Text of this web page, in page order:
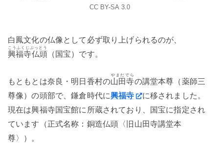
CC BY-SA 3.0
白鳳文化の仏像として必ず取り上げられるのが、
興福寺仏頭
こうふくじぶっとう
（国宝）です。
もともとは奈良・明日香村の山田寺
やまだでら
の講堂本尊（薬師三
尊像）の頭部で、鎌倉時代に興福寺
に移されました。
現在は興福寺国宝館に所蔵されており、国宝に指定され
ています（正式名称：銅造仏頭〈旧山田寺講堂本
尊〉）。